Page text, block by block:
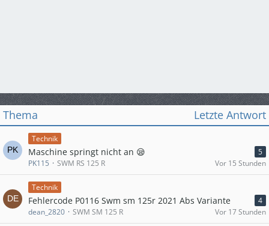
Thema Letzte Antwort
Technik
Maschine springt nicht an 😪
5
PK115
SWM RS 125 R Vor 15 Stunden
Technik
Fehlercode P0116 Swm sm 125r 2021 Abs Variante
4
dean_2820
SWM SM 125 R Vor 17 Stunden